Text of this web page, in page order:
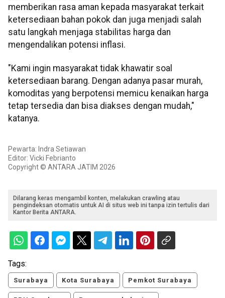
memberikan rasa aman kepada masyarakat terkait
ketersediaan bahan pokok dan juga menjadi salah
satu langkah menjaga stabilitas harga dan
mengendalikan potensi inflasi.
"Kami ingin masyarakat tidak khawatir soal
ketersediaan barang. Dengan adanya pasar murah,
komoditas yang berpotensi memicu kenaikan harga
tetap tersedia dan bisa diakses dengan mudah,"
katanya.
Pewarta: Indra Setiawan
Editor: Vicki Febrianto
Copyright © ANTARA JATIM 2026
Dilarang keras mengambil konten, melakukan crawling atau
pengindeksan otomatis untuk AI di situs web ini tanpa izin tertulis dari
Kantor Berita ANTARA.
Tags:
Surabaya Kota Surabaya Pemkot Surabaya